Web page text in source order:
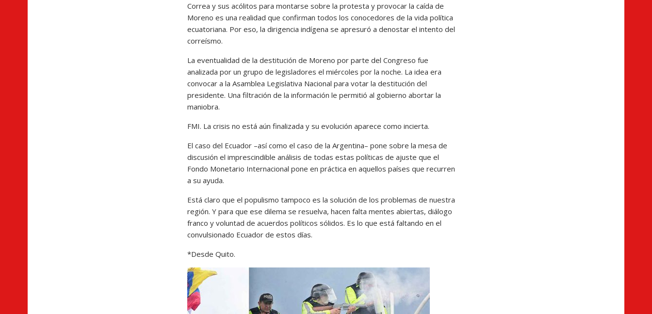
Correa y sus acólitos para montarse sobre la protesta y provocar la caída de
Moreno es una realidad que confirman todos los conocedores de la vida política
ecuatoriana. Por eso, la dirigencia indígena se apresuró a denostar el intento del
correísmo.
La eventualidad de la destitución de Moreno por parte del Congreso fue
analizada por un grupo de legisladores el miércoles por la noche. La idea era
convocar a la Asamblea Legislativa Nacional para votar la destitución del
presidente. Una filtración de la información le permitió al gobierno abortar la
maniobra.
FMI. La crisis no está aún finalizada y su evolución aparece como incierta.
El caso del Ecuador –así como el caso de la Argentina– pone sobre la mesa de
discusión el imprescindible análisis de todas estas políticas de ajuste que el
Fondo Monetario Internacional pone en práctica en aquellos países que recurren
a su ayuda.
Está claro que el populismo tampoco es la solución de los problemas de nuestra
región. Y para que ese dilema se resuelva, hacen falta mentes abiertas, diálogo
franco y voluntad de acuerdos políticos sólidos. Es lo que está faltando en el
convulsionado Ecuador de estos días.
*Desde Quito.